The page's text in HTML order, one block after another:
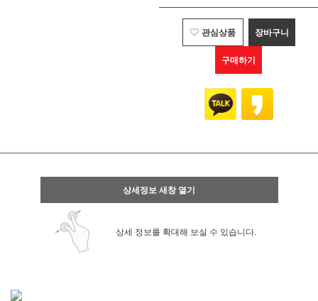
관심상품 장바구니
구매하기
상세정보 새창 열기
상세 정보를 확대해 보실 수 있습니다.